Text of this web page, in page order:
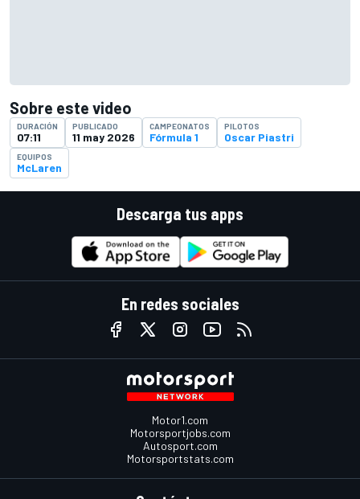
Sobre este video
DURACIÓN
07:11
PUBLICADO
11 may 2026
CAMPEONATOS
Fórmula 1
PILOTOS
Oscar Piastri
EQUIPOS
McLaren
Descarga tus apps
En redes sociales
Motor1.com
Motorsportjobs.com
Autosport.com
Motorsportstats.com